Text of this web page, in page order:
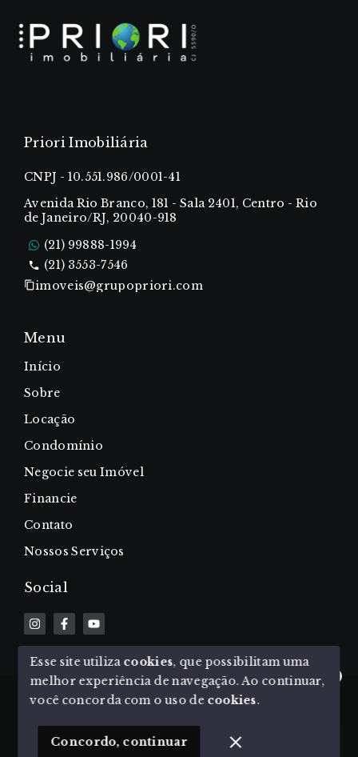
Olá! Estamos disponíveis para te ajudar.
Priori Imobiliária
CNPJ - 10.551.986/0001-41
Avenida Rio Branco, 181 - Sala 2401, Centro - Rio
de Janeiro/RJ, 20040-918
(21) 99888-1994
(21) 3553-7546
imoveis@grupopriori.com
Menu
Início
Sobre
Locação
Condomínio
Negocie seu Imóvel
Financie
Contato
Nossos Serviços
Social
© Copyright 2026 - Priori Imobiliária - Todos os
SITE PARA IMOBILIARIA
Esse site utiliza cookies, que possibilitam uma
melhor experiência de navegação.Ao continuar,
você concorda com o uso de cookies.
Concordo, continuar